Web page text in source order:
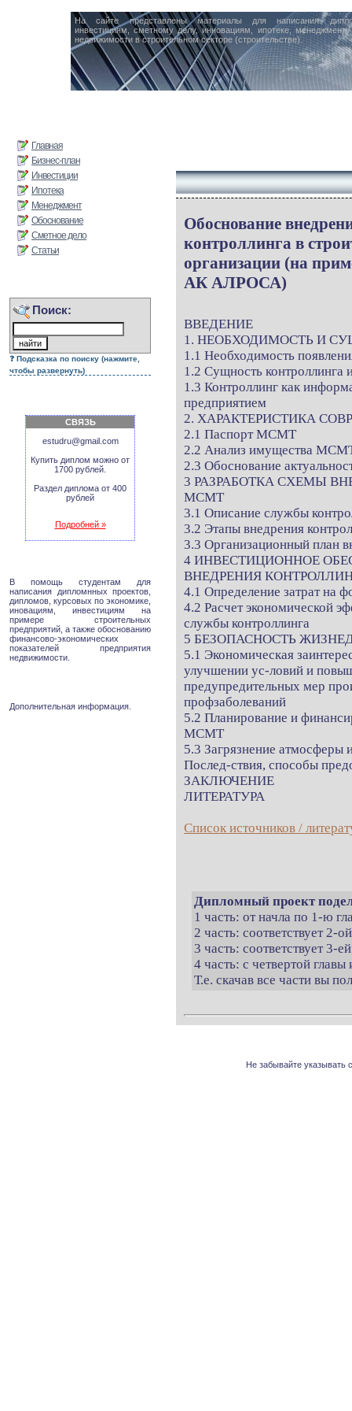
На сайте представлены материалы для написания
инвестициям, сметному делу, инновациям, ипотеке,
недвижимости в строительном секторе (строительстве).
Главная
Бизнес-план
Инвестиции
Ипотека
Менеджмент
Обоснование
Сметное дело
Статьи
Поиск:
Подсказка по поиску (нажмите,
чтобы развернуть)
СВЯЗЬ
estudru@gmail.com
Купить диплом можно от
1700 рублей.
Раздел диплома от 400
рублей
Подробней »
В помощь студентам для
написания дипломнных проектов,
дипломов, курсовых по экономике,
иновациям, инвестициям на
примере строительных
предприятий, а также обоснованию
финансово-экономических
показателей предприятия
недвижимости.
Дополнительная информация.
Обоснование
контроллинга в
организации (на
АК АЛРОСА)
ВВЕДЕНИЕ
1. НЕОБХОДИМОСТЬ И
1.1 Необходимость
1.2 Сущность контроллинга
1.3 Контроллинг как
предприятием
2. ХАРАКТЕРИСТИКА
2.1 Паспорт МСМТ
2.2 Анализ имущества
2.3 Обоснование
3 РАЗРАБОТКА СХЕМЫ
МСМТ
3.1 Описание службы
3.2 Этапы внедрения
3.3 Организационный план
4 ИНВЕСТИЦИОННОЕ
ВНЕДРЕНИЯ
4.1 Определение затрат на
4.2 Расчет экономической
службы контроллинга
5 БЕЗОПАСНОСТЬ
5.1 Экономическая
улучшении ус-ловий и
предупредительных мер
профзаболеваний
5.2 Планирование и
МСМТ
5.3 Загрязнение атмосферы
Послед-ствия, способы
ЗАКЛЮЧЕНИЕ
ЛИТЕРАТУРА
Список источников /
Дипломный проект
1 часть: от начла по 1-ю
2 часть: соответствует 2-
3 часть: соответствует 3-
4 часть: с четвертой
Т.е. скачав все части вы
Не забывайте указывать